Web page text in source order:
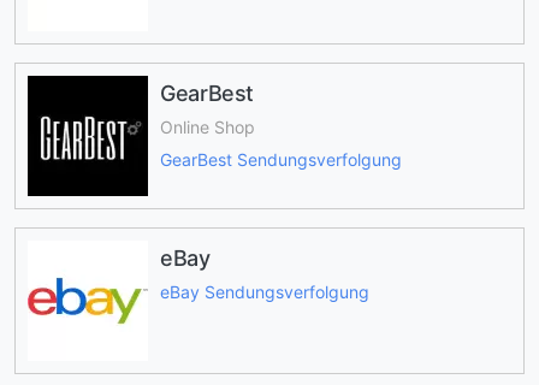
GearBest
Online Shop
GearBest Sendungsverfolgung
eBay
eBay Sendungsverfolgung